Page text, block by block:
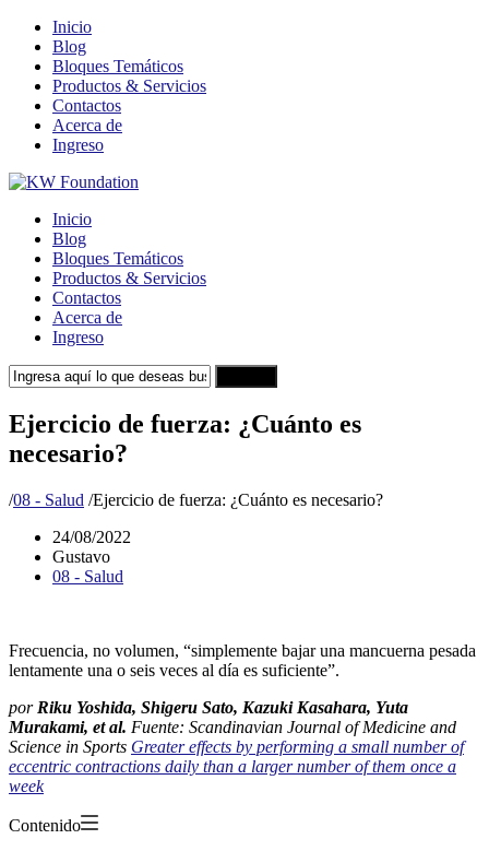
Inicio
Blog
Bloques Temáticos
Productos & Servicios
Contactos
Acerca de
Ingreso
Inicio
Blog
Bloques Temáticos
Productos & Servicios
Contactos
Acerca de
Ingreso
Ejercicio de fuerza: ¿Cuánto es
necesario?
/08 - Salud /Ejercicio de fuerza: ¿Cuánto es necesario?
24/08/2022
Gustavo
08 - Salud
Frecuencia, no volumen, “simplemente bajar una mancuerna pesada
lentamente una o seis veces al día es suficiente”.
por Riku Yoshida, Shigeru Sato, Kazuki Kasahara, Yuta
Murakami, et al. Fuente: Scandinavian Journal of Medicine and
Science in Sports Greater effects by performing a small number of
eccentric contractions daily than a larger number of them once a
week
Contenido